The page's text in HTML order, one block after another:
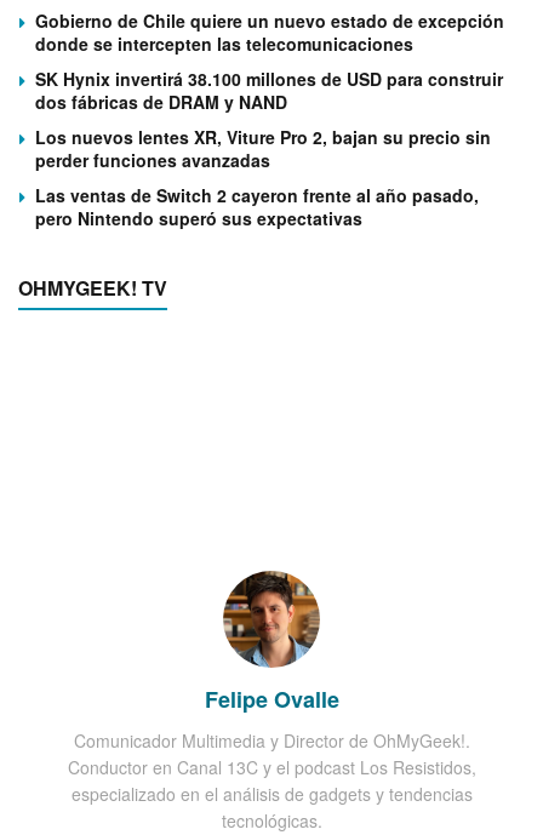
Gobierno de Chile quiere un nuevo estado de excepción
donde se intercepten las telecomunicaciones
SK Hynix invertirá 38.100 millones de USD para construir
dos fábricas de DRAM y NAND
Los nuevos lentes XR, Viture Pro 2, bajan su precio sin
perder funciones avanzadas
Las ventas de Switch 2 cayeron frente al año pasado,
pero Nintendo superó sus expectativas
OHMYGEEK! TV
Felipe Ovalle
Comunicador Multimedia y Director de OhMyGeek!.
Conductor en Canal 13C y el podcast Los Resistidos,
especializado en el análisis de gadgets y tendencias
tecnológicas.